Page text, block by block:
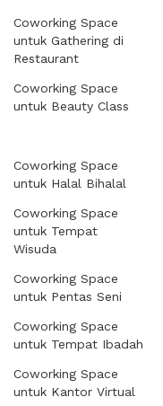
Coworking Space
untuk Gathering di
Restaurant
Coworking Space
untuk Beauty Class
Coworking Space
untuk Halal Bihalal
Coworking Space
untuk Tempat
Wisuda
Coworking Space
untuk Pentas Seni
Coworking Space
untuk Tempat Ibadah
Coworking Space
untuk Kantor Virtual